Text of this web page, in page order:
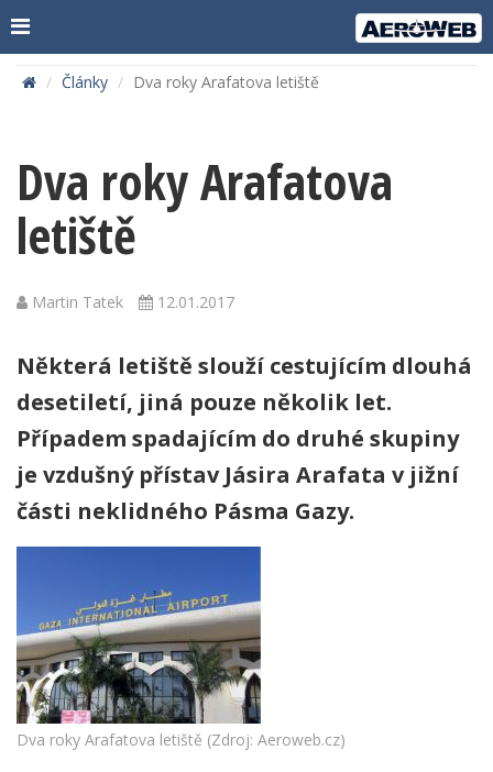
Články Dva roky Arafatova letiště
Dva roky Arafatova
letiště
Martin Tatek 12.01.2017
Některá letiště slouží cestujícím dlouhá
desetiletí, jiná pouze několik let.
Případem spadajícím do druhé skupiny
je vzdušný přístav Jásira Arafata v jižní
části neklidného Pásma Gazy.
Dva roky Arafatova letiště (Zdroj: Aeroweb.cz)